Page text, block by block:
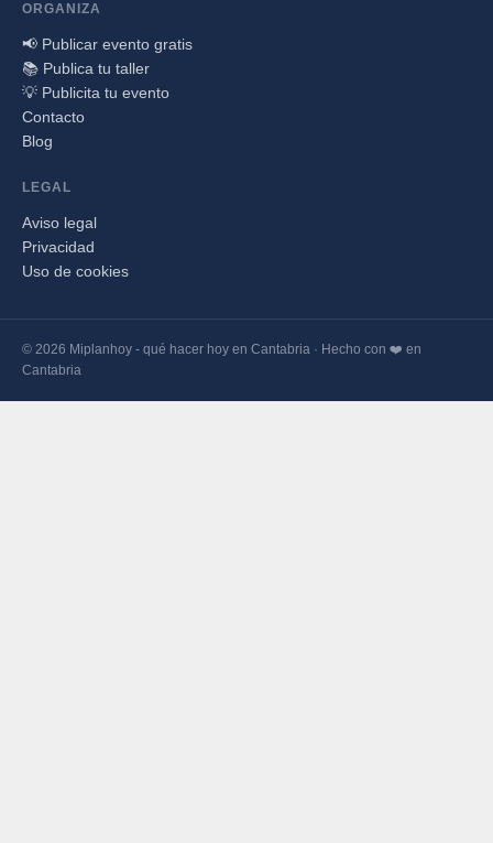
ORGANIZA
📢 Publicar evento gratis
📚 Publica tu taller
💡 Publicita tu evento
Contacto
Blog
LEGAL
Aviso legal
Privacidad
Uso de cookies
© 2026 Miplanhoy - qué hacer hoy en Cantabria · Hecho con ❤️ en
Cantabria